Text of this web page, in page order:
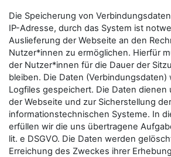
Die Speicherung von
IP-Adresse, durch das System ist
Auslieferung der Webseite an den
Nutzer*innen zu ermöglichen. Hierfür
der Nutzer*innen für die Dauer der
bleiben. Die Daten (Verbindungsdaten)
Logfiles gespeichert. Die Daten dienen
der Webseite und zur Sicherstellung
informationstechnischen Systeme. In
erfüllen wir die uns übertragene
lit. e DSGVO. Die Daten werden
Erreichung des Zweckes ihrer